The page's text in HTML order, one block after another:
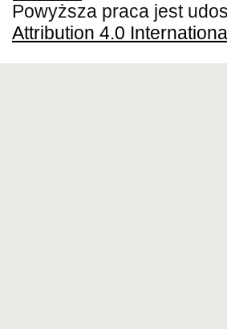
Powyższa praca jest
Attribution 4.0